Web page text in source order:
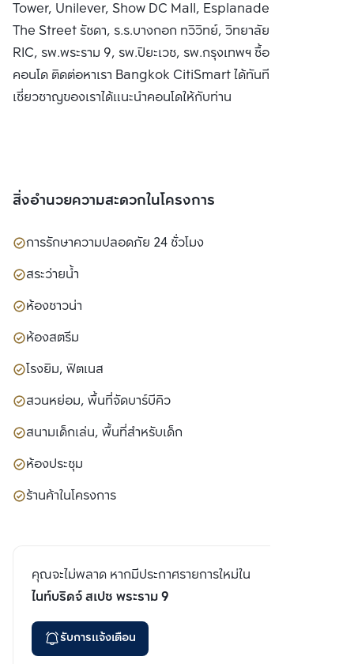
Tower, Unilever, Show DC Mall, Esplanade Cineplex,
The Street รัชดา, ร.ร.บางกอก ทวิวิทย์, วิทยาลัยนานาชาติ
RIC, รพ.พระราม 9, รพ.ปิยะเวช, รพ.กรุงเทพฯ ซื้อ ขาย หรือ เช่า
คอนโด ติดต่อหาเรา Bangkok CitiSmart ได้ทันที เพื่อให้ผู้
เชี่ยวชาญของเราได้แนะนำคอนโดให้กับท่าน
สิ่งอำนวยความสะดวกในโครงการ
การรักษาความปลอดภัย 24 ชั่วโมง
สระว่ายน้ำ
ห้องซาวน่า
ห้องสตรีม
โรงยิม, ฟิตเนส
สวนหย่อม, พื้นที่จัดบาร์บีคิว
สนามเด็กเล่น, พื้นที่สำหรับเด็ก
ห้องประชุม
ร้านค้าในโครงการ
คุณจะไม่พลาด หากมีประกาศรายการใหม่ใน
ไนท์บริดจ์ สเปซ พระราม 9
รับการแจ้งเตือน